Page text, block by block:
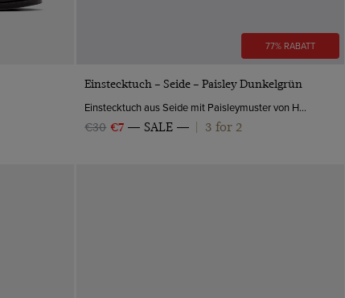
77% RABATT
VORSCHAU
Einstecktuch – Seide – Paisley Dunkelgrün
Einstecktuch aus Seide mit Paisleymuster von Hawes & Curtis.
€30 €7 SALE 3 for 2